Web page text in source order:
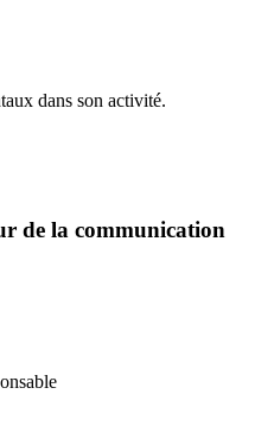
dans son activité.
de la communication